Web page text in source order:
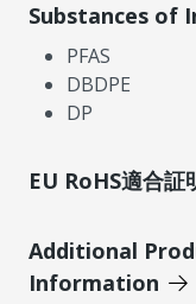
Substances of
PFAS
DBDPE
DP
EU RoHS適合証
Additional
Information